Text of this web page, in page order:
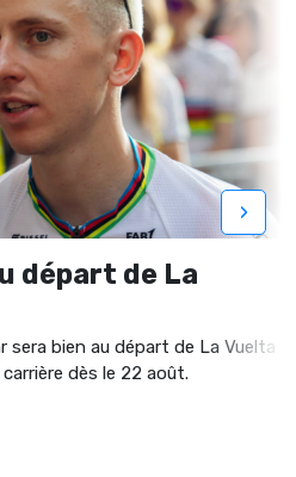
départ de La
sera bien au départ de La Vuelta
dès le 22 août.
›